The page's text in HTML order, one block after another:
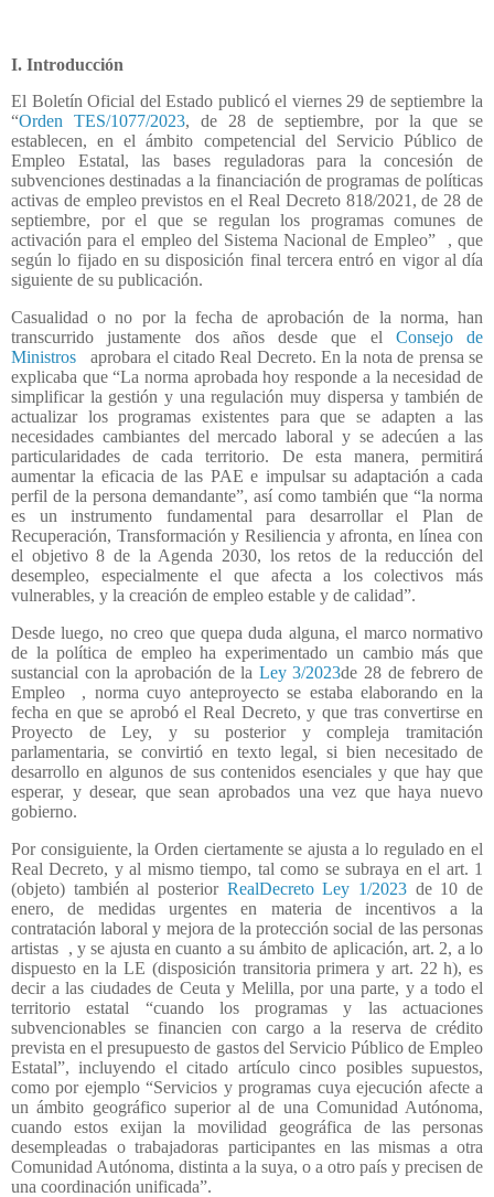
I. Introducción
El Boletín Oficial del Estado publicó el viernes 29 de septiembre la
“Orden TES/1077/2023, de 28 de septiembre, por la que se
establecen, en el ámbito competencial del Servicio Público de
Empleo Estatal, las bases reguladoras para la concesión de
subvenciones destinadas a la financiación de programas de políticas
activas de empleo previstos en el Real Decreto 818/2021, de 28 de
septiembre, por el que se regulan los programas comunes de
activación para el empleo del Sistema Nacional de Empleo”
, que
según lo fijado en su disposición final tercera entró en vigor al día
siguiente de su publicación.
Casualidad o no por la fecha de aprobación de la norma, han
transcurrido justamente dos años desde que el Consejo de
Ministros
aprobara el citado Real Decreto. En la nota de prensa se
explicaba que “La norma aprobada hoy responde a la necesidad de
simplificar la gestión y una regulación muy dispersa y también de
actualizar los programas existentes para que se adapten a las
necesidades cambiantes del mercado laboral y se adecúen a las
particularidades de cada territorio. De esta manera, permitirá
aumentar la eficacia de las PAE e impulsar su adaptación a cada
perfil de la persona demandante”, así como también que “la norma
es un instrumento fundamental para desarrollar el Plan de
Recuperación, Transformación y Resiliencia y afronta, en línea con
el objetivo 8 de la Agenda 2030, los retos de la reducción del
desempleo, especialmente el que afecta a los colectivos más
vulnerables, y la creación de empleo estable y de calidad”.
Desde luego, no creo que quepa duda alguna, el marco normativo
de la política de empleo ha experimentado un cambio más que
sustancial con la aprobación de la Ley 3/2023de 28 de febrero de
Empleo
, norma cuyo anteproyecto se estaba elaborando en la
fecha en que se aprobó el Real Decreto, y que tras convertirse en
Proyecto de Ley, y su posterior y compleja tramitación
parlamentaria, se convirtió en texto legal, si bien necesitado de
desarrollo en algunos de sus contenidos esenciales y que hay que
esperar, y desear, que sean aprobados una vez que haya nuevo
gobierno.
Por consiguiente, la Orden ciertamente se ajusta a lo regulado en el
Real Decreto, y al mismo tiempo, tal como se subraya en el art. 1
(objeto) también al posterior RealDecreto Ley 1/2023 de 10 de
enero, de medidas urgentes en materia de incentivos a la
contratación laboral y mejora de la protección social de las personas
artistas , y se ajusta en cuanto a su ámbito de aplicación, art. 2, a lo
dispuesto en la LE (disposición transitoria primera y art. 22 h), es
decir a las ciudades de Ceuta y Melilla, por una parte, y a todo el
territorio estatal “cuando los programas y las actuaciones
subvencionables se financien con cargo a la reserva de crédito
prevista en el presupuesto de gastos del Servicio Público de Empleo
Estatal”, incluyendo el citado artículo cinco posibles supuestos,
como por ejemplo “Servicios y programas cuya ejecución afecte a
un ámbito geográfico superior al de una Comunidad Autónoma,
cuando estos exijan la movilidad geográfica de las personas
desempleadas o trabajadoras participantes en las mismas a otra
Comunidad Autónoma, distinta a la suya, o a otro país y precisen de
una coordinación unificada”.